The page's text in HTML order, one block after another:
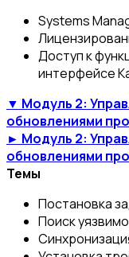
Systems
Доступ к
интерфейсе
▼ Модуль 2:
обновлениями
► Модуль 2:
обновлениями
Темы
Постановка
Поиск